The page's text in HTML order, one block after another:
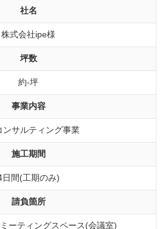
社名
株式会社ipe様
坪数
約-坪
事業内容
ンサルティング事業
施工期間
日間(工期のみ)
請負箇所
ーティングスペース(会議室)